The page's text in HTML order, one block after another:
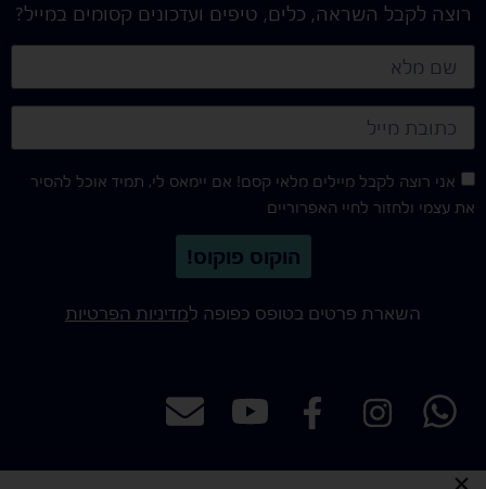
רוצה לקבל השראה, כלים, טיפים ועדכונים קסומים במייל?
אני רוצה לקבל מיילים מלאי קסם! אם יימאס לי, תמיד אוכל להסיר
את עצמי ולחזור לחיי האפרוריים
הוקוס פוקוס!
השארת פרטים בטופס כפופה למדיניות הפרטיות